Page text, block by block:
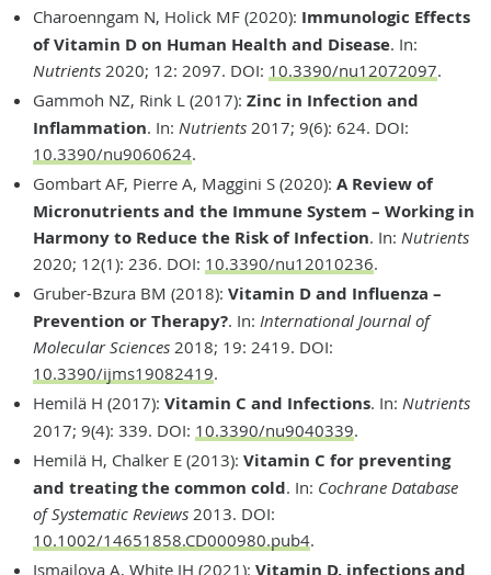
Charoenngam N, Holick MF (2020): Immunologic Effects
of Vitamin D on Human Health and Disease. In:
Nutrients 2020; 12: 2097. DOI: 10.3390/nu12072097.
Gammoh NZ, Rink L (2017): Zinc in Infection and
Inflammation. In: Nutrients 2017; 9(6): 624. DOI:
10.3390/nu9060624.
Gombart AF, Pierre A, Maggini S (2020): A Review of
Micronutrients and the Immune System – Working in
Harmony to Reduce the Risk of Infection. In: Nutrients
2020; 12(1): 236. DOI: 10.3390/nu12010236.
Gruber-Bzura BM (2018): Vitamin D and Influenza –
Prevention or Therapy?. In: International Journal of
Molecular Sciences 2018; 19: 2419. DOI:
10.3390/ijms19082419.
Hemilä H (2017): Vitamin C and Infections. In: Nutrients
2017; 9(4): 339. DOI: 10.3390/nu9040339.
Hemilä H, Chalker E (2013): Vitamin C for preventing
and treating the common cold. In: Cochrane Database
of Systematic Reviews 2013. DOI:
10.1002/14651858.CD000980.pub4.
Ismailova A, White JH (2021): Vitamin D, infections and